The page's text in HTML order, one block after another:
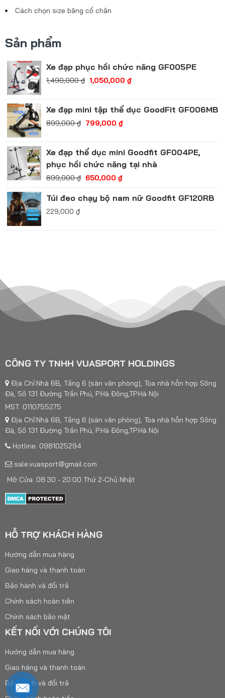
Cách chọn size băng cổ chân
Sản phẩm
Xe đạp phục hồi chức năng GF005PE
1,490,000₫ 1,050,000 ₫
Xe đạp mini tập thể dục GoodFit GF006MB
899,000₫ 799,000 ₫
Xe đạp thể dục mini Goodfit GF004PE,
phục hồi chức năng tại nhà
899,000₫ 650,000 ₫
Túi đeo chạy bộ nam nữ Goodfit GF120RB
229,000 ₫
CÔNG TY TNHH VUASPORT HOLDINGS
Địa Chỉ:Nhà 6B, Tầng 6 (sàn văn phòng), Tòa nhà hỗn hợp Sông
Đà, Số 131 Đường Trần Phú, P.Hà Đông,TP.Hà Nội
MST: 0110755275
Địa Chỉ:Nhà 6B, Tầng 6 (sàn văn phòng), Tòa nhà hỗn hợp Sông
Đà, Số 131 Đường Trần Phú, P.Hà Đông,TP.Hà Nội
Hotline: 0981025294
sale.vuasport@gmail.com
Mở Cửa: 08:30 - 20:00 Thứ 2-Chủ Nhật
HỖ TRỢ KHÁCH HÀNG
Hướng dẫn mua hàng
Giao hàng và thanh toán
Bảo hành và đổi trả
Chính sách hoàn tiền
Chính sách bảo mật
KẾT NỐI VỚI CHÚNG TÔI
Hướng dẫn mua hàng
Giao hàng và thanh toán
Bảo hành và đổi trả